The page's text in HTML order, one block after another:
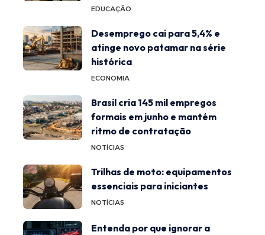
EDUCAÇÃO
Desemprego cai para 5,4% e
atinge novo patamar na série
histórica
ECONOMIA
Brasil cria 145 mil empregos
formais em junho e mantém
ritmo de contratação
NOTÍCIAS
Trilhas de moto: equipamentos
essenciais para iniciantes
NOTÍCIAS
Entenda por que ignorar a